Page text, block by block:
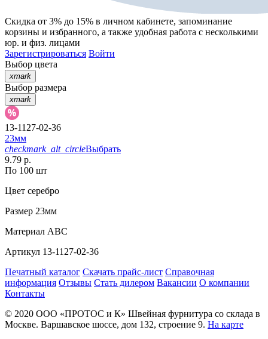
Скидка от 3% до 15% в личном кабинете, запоминание
корзины и избранного, а также удобная работа с несколькими
юр. и физ. лицами
Зарегистрироваться Войти
Выбор цвета
xmark
Выбор размера
xmark
13-1127-02-36
23мм
checkmark_alt_circleВыбрать
9.79 р.
По 100 шт
Цвет серебро
Размер 23мм
Материал АВС
Артикул 13-1127-02-36
Печатный каталог Скачать прайс-лист Справочная
информация Отзывы Стать дилером Вакансии О компании
Контакты
© 2020 ООО «ПРОТОС и К» Швейная фурнитура со склада в
Москве. Варшавское шоссе, дом 132, строение 9. На карте